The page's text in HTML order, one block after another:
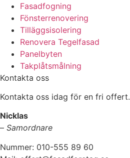
Fasadfogning
Fönsterrenovering
Tilläggsisolering
Renovera Tegelfasad
Panelbyten
Takplåtsmålning
Kontakta oss
Kontakta oss idag för en fri offert.
Nicklas
– Samordnare
Nummer: 010-555 89 60